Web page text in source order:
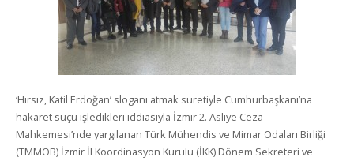
‘Hırsız, Katil Erdoğan’ sloganı atmak suretiyle Cumhurbaşkanı’na
hakaret suçu işledikleri iddiasıyla İzmir 2. Asliye Ceza
Mahkemesi’nde yargılanan Türk Mühendis ve Mimar Odaları Birliği
(TMMOB) İzmir İl Koordinasyon Kurulu (İKK) Dönem Sekreteri ve